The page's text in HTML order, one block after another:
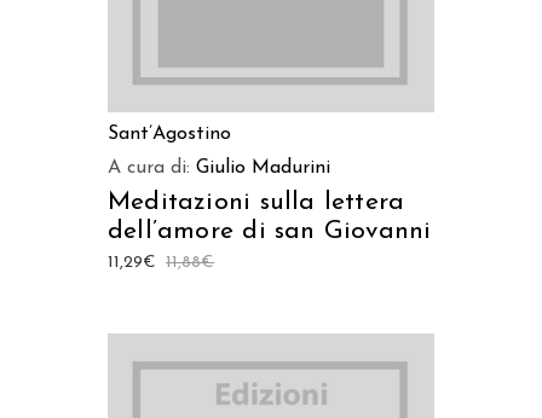
Sant’Agostino
A cura di: Giulio Madurini
Meditazioni sulla lettera
dell’amore di san Giovanni
11,88€
11,29€